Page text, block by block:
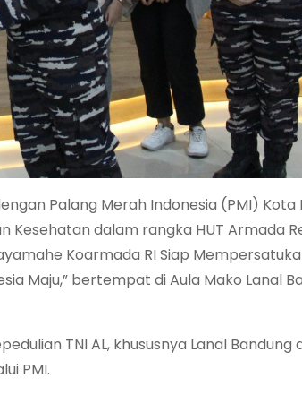
Palang Merah Indonesia (PMI) Kota
Kesehatan dalam rangka HUT Armada
Koarmada RI Siap
Maju,” bertempat di Aula Mako Lanal
TNI AL, khususnya Lanal Bandung
PMI.